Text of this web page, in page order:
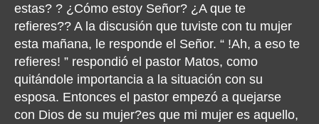
estas? ? ¿Cómo estoy Señor? ¿A que te
refieres?? A la discusión que tuviste con tu mujer
esta mañana, le responde el Señor. “ !Ah, a eso te
refieres! ” respondió el pastor Matos, como
quitándole importancia a la situación con su
esposa. Entonces el pastor empezó a quejarse
con Dios de su mujer?es que mi mujer es aquello,